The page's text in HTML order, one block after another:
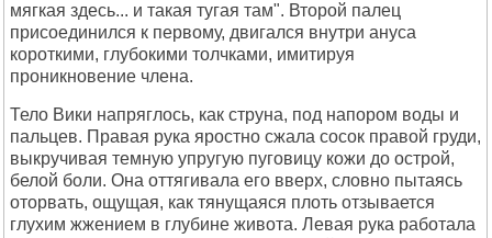
мягкая здесь... и такая тугая там". Второй палец
присоединился к первому, двигался внутри ануса
короткими, глубокими толчками, имитируя
проникновение члена.
Тело Вики напряглось, как струна, под напором воды и
пальцев. Правая рука яростно сжала сосок правой груди,
выкручивая темную упругую пуговицу кожи до острой,
белой боли. Она оттягивала его вверх, словно пытаясь
оторвать, ощущая, как тянущаяся плоть отзывается
глухим жжением в глубине живота. Левая рука работала